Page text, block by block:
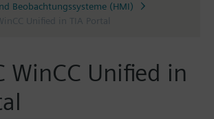
Beobachtungssysteme (HMI)
Unified in TIA Portal
WinCC Unified in